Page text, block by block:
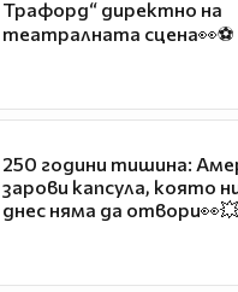
Трафорд“ директно на
театралната сцена👀⚽
250 години тишина:
зарови капсула, която
днес няма да отвори👀💥